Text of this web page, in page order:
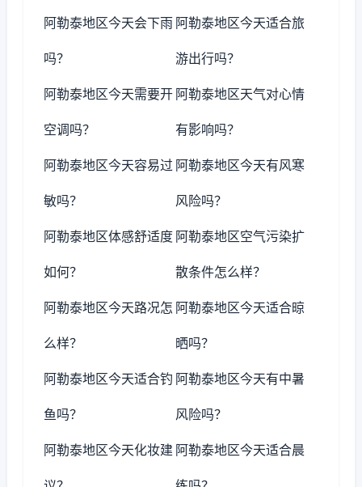
阿勒泰地区今天会下雨
吗？
阿勒泰地区今天适合旅
游出行吗？
阿勒泰地区今天需要开
空调吗？
阿勒泰地区天气对心情
有影响吗？
阿勒泰地区今天容易过
敏吗？
阿勒泰地区今天有风寒
风险吗？
阿勒泰地区体感舒适度
如何？
阿勒泰地区空气污染扩
散条件怎么样？
阿勒泰地区今天路况怎
么样？
阿勒泰地区今天适合晾
晒吗？
阿勒泰地区今天适合钓
鱼吗？
阿勒泰地区今天有中暑
风险吗？
阿勒泰地区今天化妆建 阿勒泰地区今天适合晨